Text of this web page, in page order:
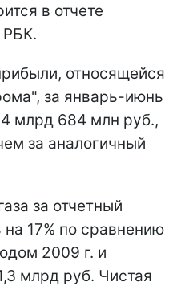
в отчете
РБК.
относящейся
за январь-июнь
млрд 684 млн руб.,
за аналогичный
за отчетный
17% по сравнению
2009 г. и
млрд руб. Чистая